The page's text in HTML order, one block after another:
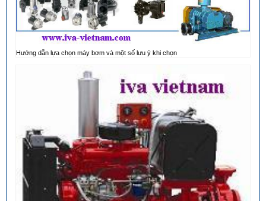
Hướng dẫn lựa chọn máy bơm và một số lưu ý khi chọn